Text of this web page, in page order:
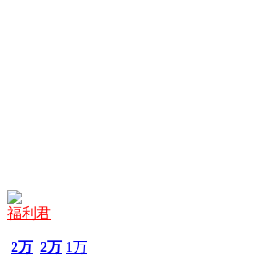
福利君
2万 2万 1万